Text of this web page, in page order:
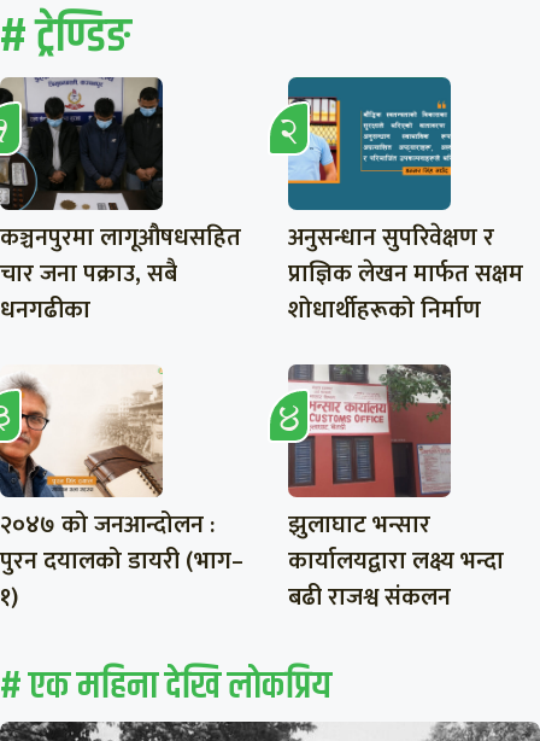
# ट्रेण्डिङ
कञ्चनपुरमा लागूऔषधसहित
चार जना पक्राउ, सबै
धनगढीका
अनुसन्धान सुपरिवेक्षण र
प्राज्ञिक लेखन मार्फत सक्षम
शोधार्थीहरूको निर्माण
२०४७ को जनआन्दोलन :
पुरन दयालको डायरी (भाग–
१)
झुलाघाट भन्सार
कार्यालयद्वारा लक्ष्य भन्दा
बढी राजश्व संकलन
# एक महिना देखि लाेकप्रिय